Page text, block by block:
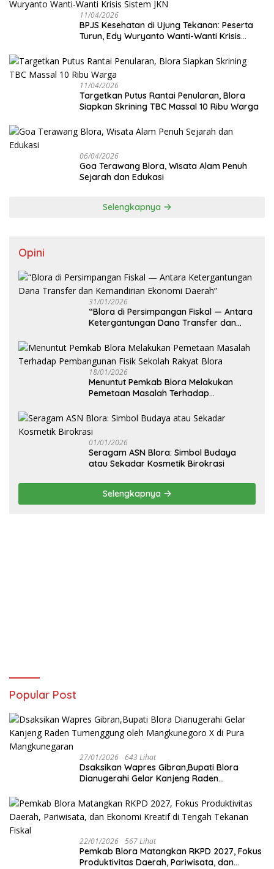
11/04/2026
BPJS Kesehatan di Ujung Tekanan: Peserta
Turun, Edy Wuryanto Wanti-Wanti Krisis
11/04/2026
‎Targetkan Putus Rantai Penularan, Blora
Siapkan Skrining TBC Massal 10 Ribu Warga
06/04/2026
Goa Terawang Blora, Wisata Alam Penuh
Sejarah dan Edukasi
Selengkapnya
Opini
31/01/2026
‎“Blora di Persimpangan Fiskal — Antara
Ketergantungan Dana Transfer dan
18/01/2026
‎Menuntut Pemkab Blora Melakukan
Pemetaan Masalah Terhadap
Blora
01/01/2026
‎Seragam ASN Blora: Simbol Budaya
atau Sekadar Kosmetik Birokrasi
Selengkapnya
Popular Post
27/01/2026 643 Lihat
‎Dsaksikan Wapres Gibran,Bupati Blora
Dianugerahi Gelar Kanjeng Raden
Mangkunegaran
22/01/2026 567 Lihat
‎Pemkab Blora Matangkan RKPD 2027, Fokus
Produktivitas Daerah, Pariwisata, dan